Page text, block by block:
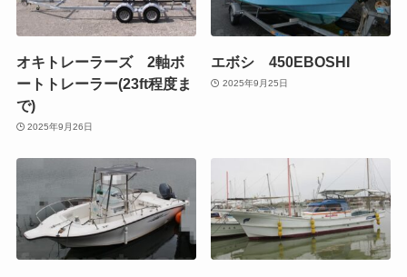
オキトレーラーズ 2軸ボ
ートトレーラー(23ft程度ま
で)
2025年9月26日
エボシ 450EBOSHI
2025年9月25日